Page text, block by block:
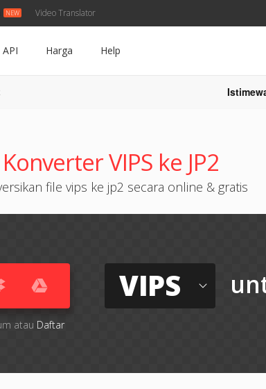
Video Translator
API Harga Help
Konverter VIPS ke JP2
file vips ke jp2 secara online & gratis
atau Daftar
VIPS